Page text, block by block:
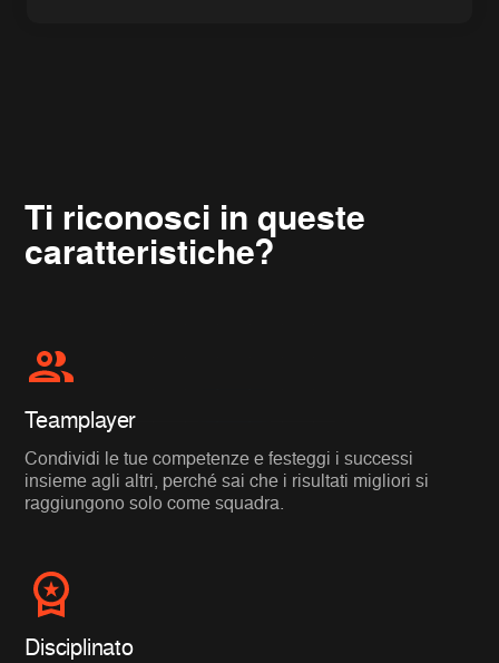
Ti riconosci in queste
caratteristiche?
Teamplayer
Condividi le tue competenze e festeggi i successi
insieme agli altri, perché sai che i risultati migliori si
raggiungono solo come squadra.
Disciplinato